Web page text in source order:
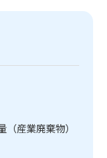
産業廃棄物）